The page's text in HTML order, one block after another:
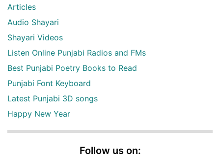
Articles
Audio Shayari
Shayari Videos
Listen Online Punjabi Radios and FMs
Best Punjabi Poetry Books to Read
Punjabi Font Keyboard
Latest Punjabi 3D songs
Happy New Year
Follow us on: